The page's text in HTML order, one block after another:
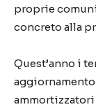
proprie
concreto alla
Quest’anno i